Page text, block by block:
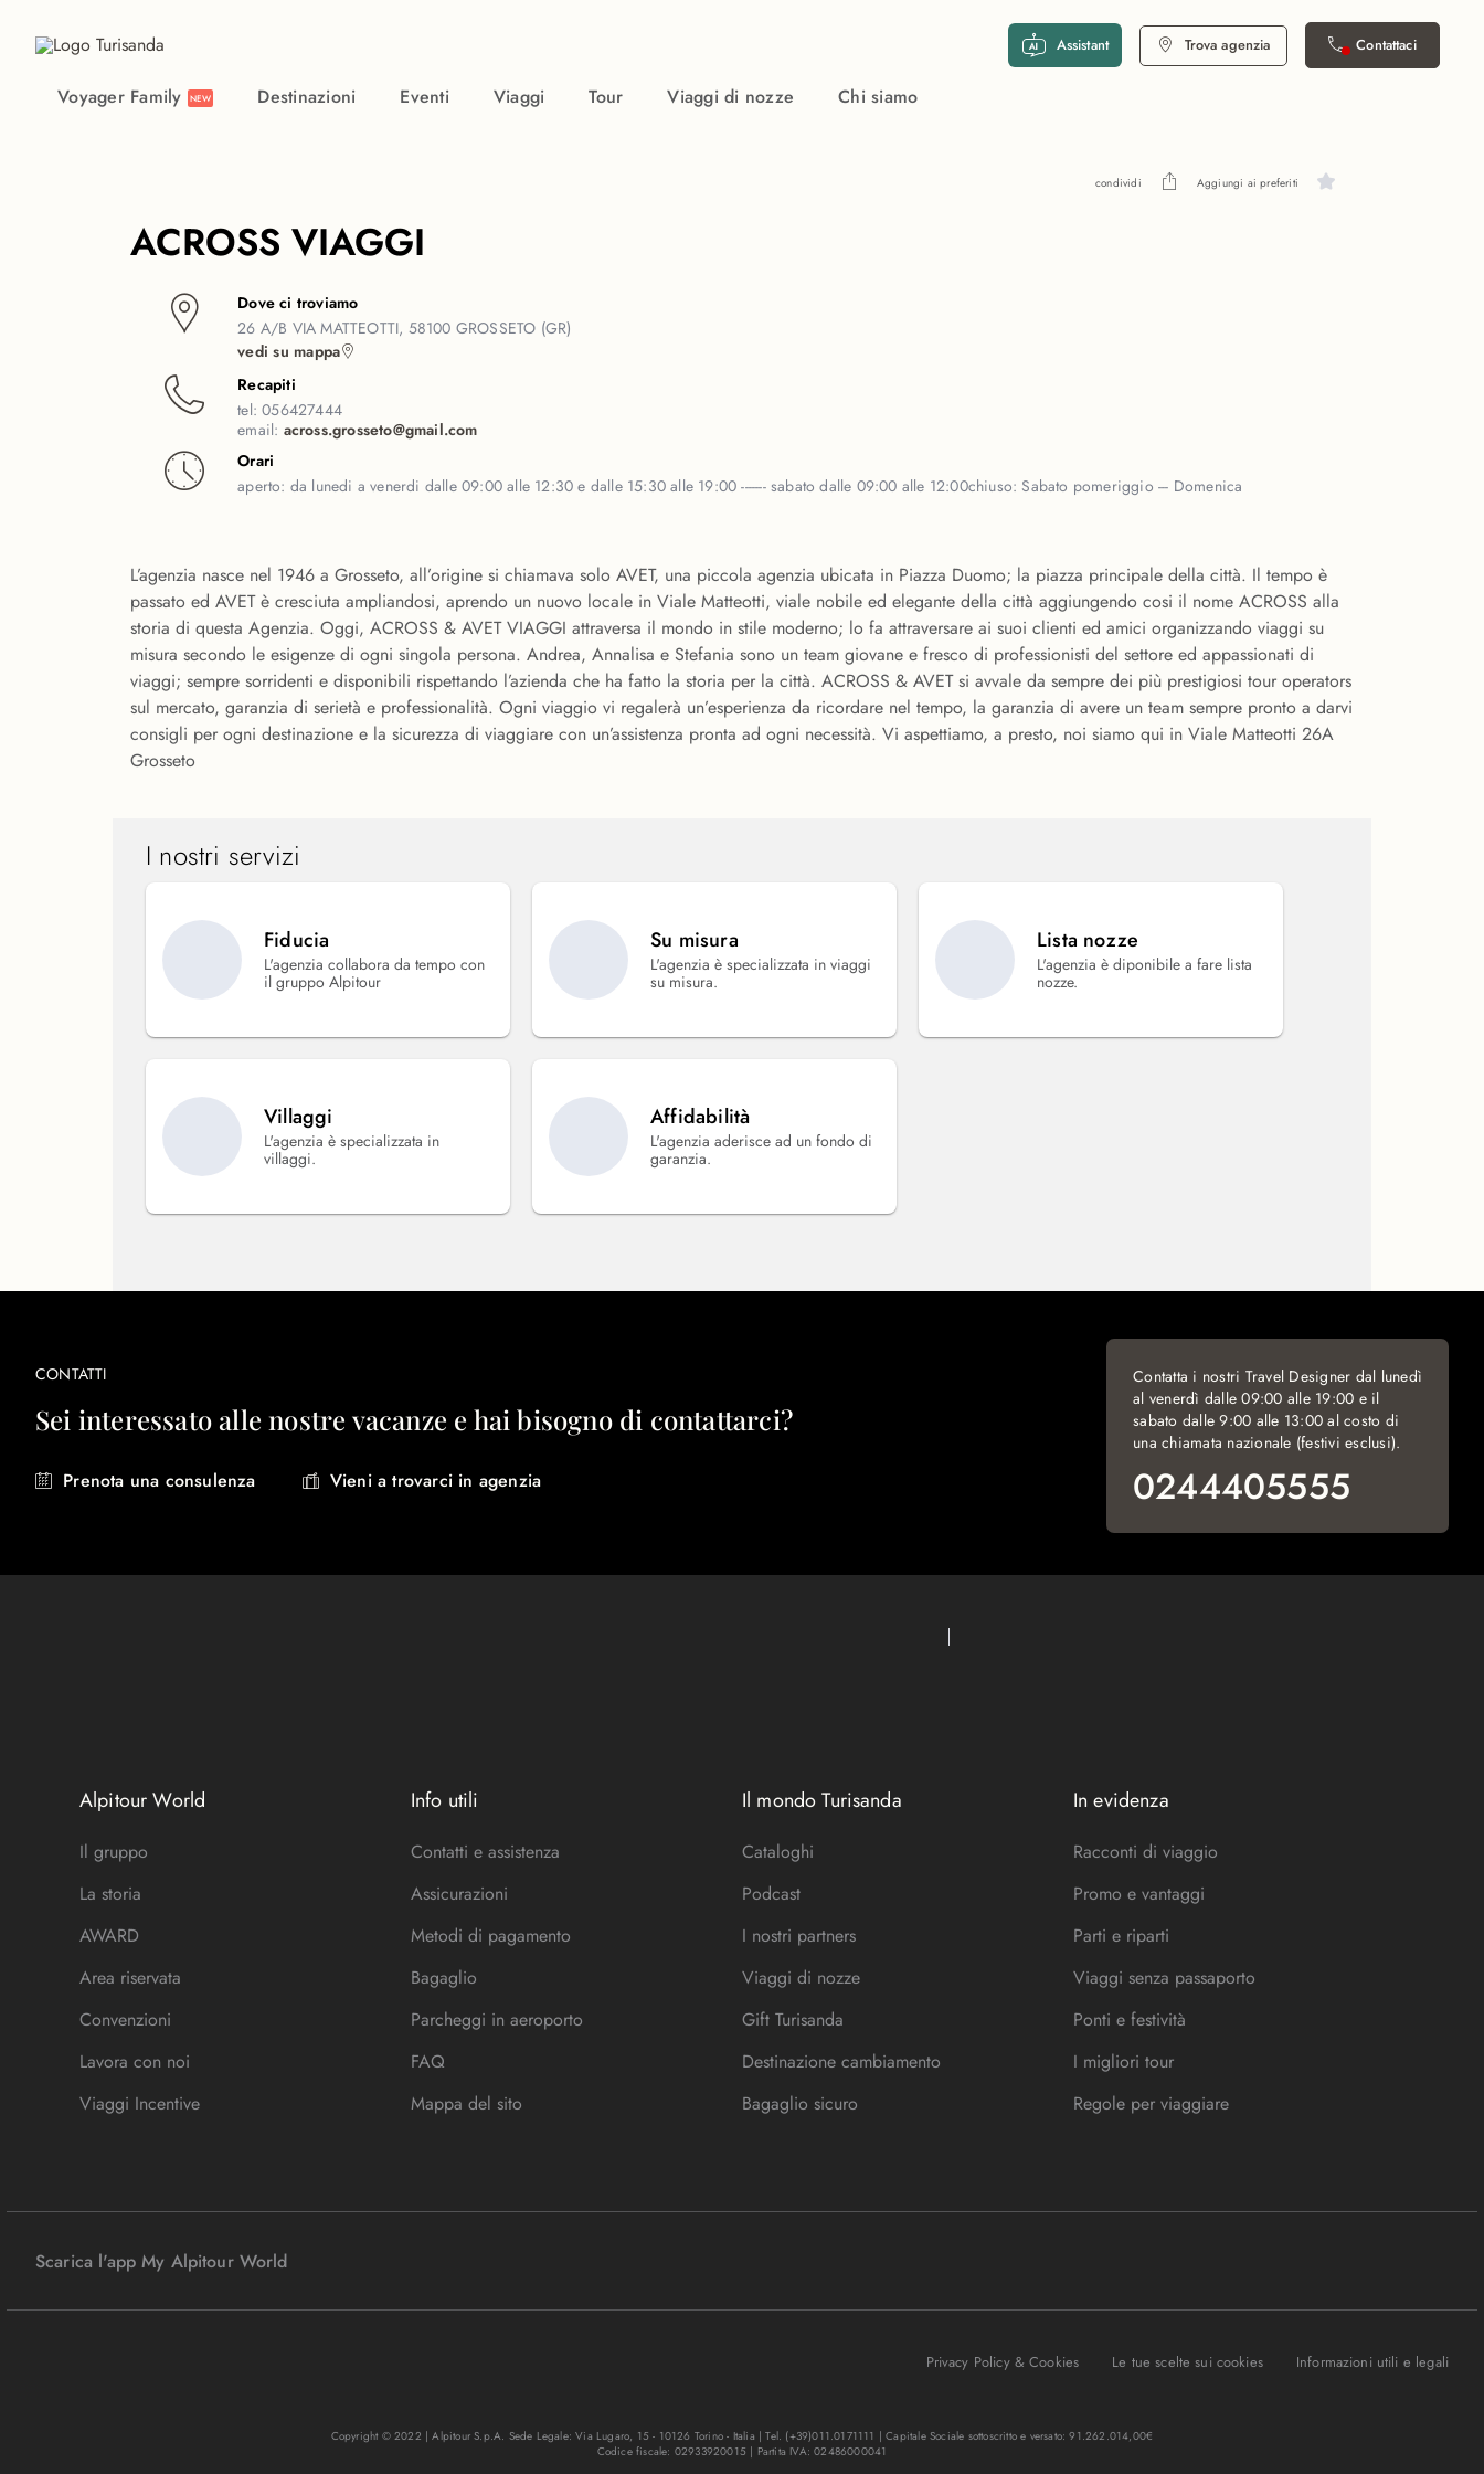
Assistant Trova agenzia Contattaci
Voyager Family NEW Destinazioni Eventi Viaggi Tour Viaggi di nozze Chi siamo
condividi Aggiungi ai preferiti
ACROSS VIAGGI
Dove ci troviamo
26 A/B VIA MATTEOTTI, 58100 GROSSETO (GR)
vedi su mappa
Recapiti
tel:056427444
email: across.grosseto@gmail.com
Orari
aperto: da lunedi a venerdi dalle 09:00 alle 12:30 e dalle 15:30 alle 19:00 ------- sabato dalle 09:00 alle 12:00chiuso:Sabato pomeriggio --- Domenica
L’agenzia nasce nel 1946 a Grosseto, all’origine si chiamava solo AVET, una piccola agenzia ubicata in Piazza Duomo; la piazza principale della città. Il tempo è
passato ed AVET è cresciuta ampliandosi, aprendo un nuovo locale in Viale Matteotti, viale nobile ed elegante della città aggiungendo cosi il nome ACROSS alla
storia di questa Agenzia. Oggi, ACROSS & AVET VIAGGI attraversa il mondo in stile moderno; lo fa attraversare ai suoi clienti ed amici organizzando viaggi su
misura secondo le esigenze di ogni singola persona. Andrea, Annalisa e Stefania sono un team giovane e fresco di professionisti del settore ed appassionati di
viaggi; sempre sorridenti e disponibili rispettando l’azienda che ha fatto la storia per la città. ACROSS & AVET si avvale da sempre dei più prestigiosi tour operators
sul mercato, garanzia di serietà e professionalità. Ogni viaggio vi regalerà un’esperienza da ricordare nel tempo, la garanzia di avere un team sempre pronto a darvi
consigli per ogni destinazione e la sicurezza di viaggiare con un’assistenza pronta ad ogni necessità. Vi aspettiamo, a presto, noi siamo qui in Viale Matteotti 26A
Grosseto
I nostri servizi
Fiducia
L'agenzia collabora da tempo con
il gruppo Alpitour
Su misura
L'agenzia è specializzata in viaggi
su misura.
Lista nozze
L'agenzia è diponibile a fare lista
nozze.
Villaggi
L'agenzia è specializzata in
villaggi.
Affidabilità
L'agenzia aderisce ad un fondo di
garanzia.
CONTATTI
Sei interessato alle nostre vacanze e hai bisogno di contattarci?
Prenota una consulenza Vieni a trovarci in agenzia
Contatta i nostri Travel Designer dal lunedì
al venerdì dalle 09:00 alle 19:00 e il
sabato dalle 9:00 alle 13:00 al costo di
una chiamata nazionale (festivi esclusi).
0244405555
Alpitour World
Il gruppo
La storia
AWARD
Area riservata
Convenzioni
Lavora con noi
Viaggi Incentive
Info utili
Contatti e assistenza
Assicurazioni
Metodi di pagamento
Bagaglio
Parcheggi in aeroporto
FAQ
Mappa del sito
Il mondo Turisanda
Cataloghi
Podcast
I nostri partners
Viaggi di nozze
Gift Turisanda
Destinazione cambiamento
Bagaglio sicuro
In evidenza
Racconti di viaggio
Promo e vantaggi
Parti e riparti
Viaggi senza passaporto
Ponti e festività
I migliori tour
Regole per viaggiare
Scarica l'app My Alpitour World
Privacy Policy & Cookies Le tue scelte sui cookies Informazioni utili e legali
Copyright © 2022 | Alpitour S.p.A. Sede Legale: Via Lugaro, 15 - 10126 Torino - Italia | Tel. (+39)011.0171111 | Capitale Sociale sottoscritto e versato: 91.262.014,00€
Codice fiscale: 02933920015 | Partita IVA: 02486000041